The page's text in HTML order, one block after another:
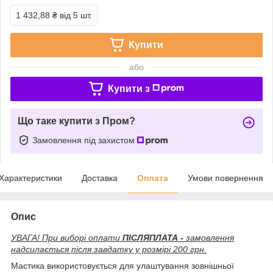
1 432,88 ₴ від 5 шт.
Купити
або
Купити з
Що таке купити з Пром?
Замовлення під захистом
Доставка Оплата Умови повернення
Опис
УВАГА! При виборі оплати ПІСЛЯПЛАТА - замовлення
надсилається після завдатку у розмірі 200 грн.
Мастика використовується для улаштування зовнішньої